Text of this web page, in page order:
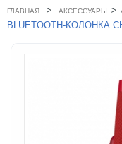
ГЛАВНАЯ > АКСЕССУАРЫ >
BLUETOOTH-КОЛОНКА